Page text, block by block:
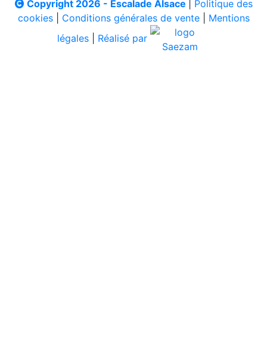
Copyright 2026 - Escalade Alsace
Politique des
cookies| Conditions générales de vente| Mentions
légales
Réalisé par